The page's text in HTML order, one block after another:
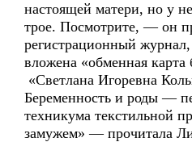
настоящей матери, но у
трое. Посмотрите, — он
регистрационный
вложена «обменная карта
«Светлана Игоревна
Беременность и роды —
техникума текстильной
замужем» — прочитала